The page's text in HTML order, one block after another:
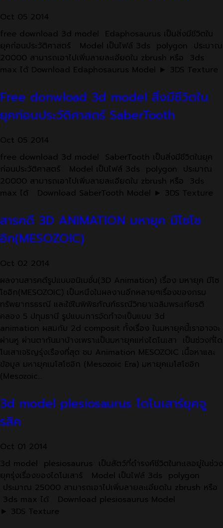
Oct 05 2014
free download 3d model Edaphosaurus เป็นสิ่งมีชีวิตใน
ยุคก่อนประวัติศาสตร์ Model เป็นไฟล์ 3ds polygon ประมาณ
20000 สามารถเอาไปเพิ่มลายละเอียดใน zbrush หรือ 3ds
max ได้ Download Edaphosaurus Model ► 3DS Texture
Free donwload 3d model สิ่งมีชีวิตใน
ยุคก่อนประวัติศาสตร์ SaberTooth
Oct 05 2014
free download 3d model SaberTooth เป็นสิ่งมีชีวิตในยุค
ก่อนประวัติศาสตร์ Model เป็นไฟล์ 3ds polygon ประมาณ
20000 สามารถเอาไปเพิ่มลายละเอียดใน zbrush หรือ 3ds
max ได้ Download SaberTooth Model ► 3DS Texture
สารคดี 3D ANIMATION มหายุค มีโซโซ
อิก(MESOZOIC)
Oct 02 2014
ผลงานสารคดีรูปแบบอนิเมชั่น(3D Animation) เรื่อง มหายุค มีโซ
โซอิก(MESOZOIC) เป็นหนึงในผลงานอีกหลายๆเรื่องของกรม
ทรัพยากรธรณี และใช้ในพิพิธภัณฑ์ธรณีวิทยาเฉลิมพระเกียรติ
คลอง 5 ปทุมธานี รูปแบบการจัดทำจะเป็นแบบ 3d
animation ผสมกับ 2d composit ทั้งเรื่อง ในมหายุคนี้เราอาจจะ
ผ่านหู ผ่านตากันมาบ้างเพราะเป็นมหายุคแห่งไดโนเสา เป็นช่วงที่ได
โนเสาเจริญรุ่งเรืองที่สุด ชม Animation MESOZOIC เนื้อหาและ
ข้อมูล มหายุคเมโสโซอิก (Mesozoic Era) มหายุคเมโสโซอิก
(Mesozoic…
3d model plesiosaurus ไดโนเสาร์ยุคจู
รสิค
Oct 01 2014
3d model plesiosaurus เป็นสัตว์ที่ดำรงค์ชีวิตในทะเลอยู่ในช่วง
ยุครุ่งเรื่องของไดโนเสาร์ Model เป็นไฟล์ 3ds polygon
ประมาณ 25000 สามารถเอาไปเพิ่มลายละเอียดใน zbrush หรือ
3ds max ได้ Download plesiosaurus Model
► 3DS Texture